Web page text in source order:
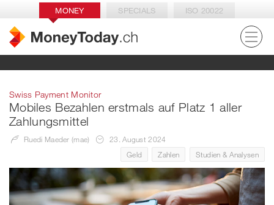
MONEY SPECIALS ISO 20022
Swiss Payment Monitor
Mobiles Bezahlen erstmals auf Platz 1 aller
Zahlungsmittel
Ruedi Maeder (mae)
23. August 2024
Geld
Zahlen Studien & Analysen